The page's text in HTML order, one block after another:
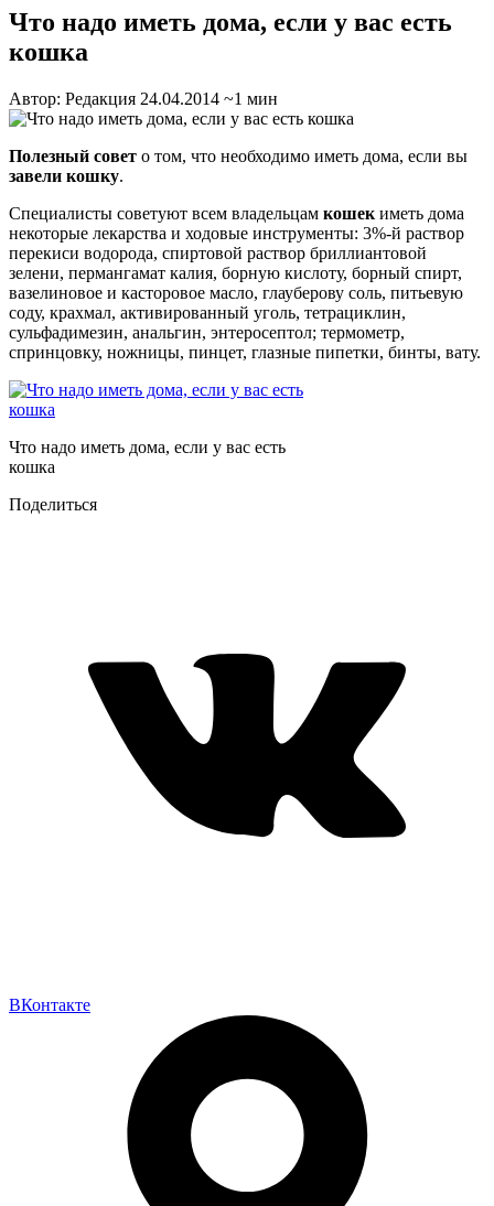
Что надо иметь дома, если у вас есть
кошка
Автор: Редакция 24.04.2014 ~1 мин
Полезный совет о том, что необходимо иметь дома, если вы
завели кошку.
Специалисты советуют всем владельцам кошек иметь дома
некоторые лекарства и ходовые инструменты: 3%-й раствор
перекиси водорода, спиртовой раствор бриллиантовой
зелени, пермангамат калия, борную кислоту, борный спирт,
вазелиновое и касторовое масло, глауберову соль, питьевую
соду, крахмал, активированный уголь, тетрациклин,
сульфадимезин, анальгин, энтеросептол; термометр,
спринцовку, ножницы, пинцет, глазные пипетки, бинты, вату.
Что надо иметь дома, если у вас есть
кошка
Поделиться
ВКонтакте